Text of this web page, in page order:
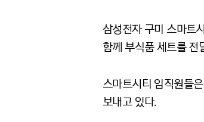
삼성전자 구미 스마트
함께 부식품 세트를
스마트시티 임직원들
보내고 있다.